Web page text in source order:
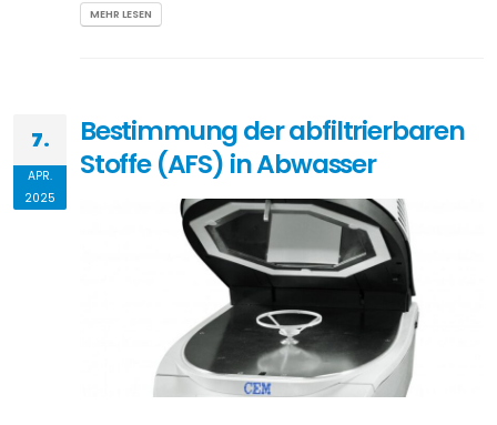
MEHR LESEN
7.
APR.
2025
Bestimmung der abfiltrierbaren
Stoffe (AFS) in Abwasser